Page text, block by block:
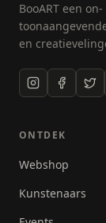
BooART een
en
ONTDEK
Webshop
Kunstenaars